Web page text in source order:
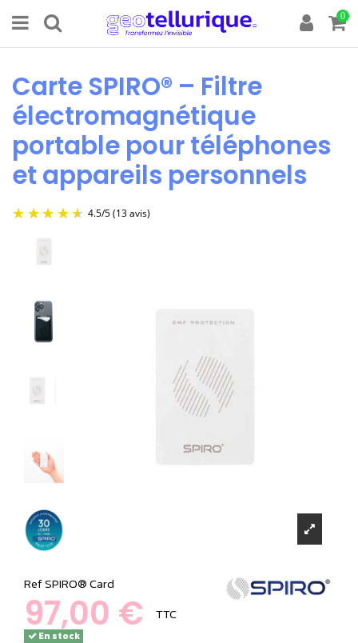
0
Carte SPIRO® – Filtre
électromagnétique
portable pour téléphones
et appareils personnels
RefSPIRO® Card
97,00 € TTC
En stock